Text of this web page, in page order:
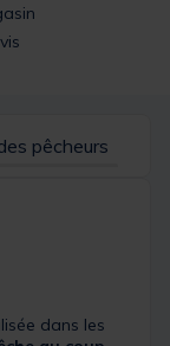
pêcheurs
dans les